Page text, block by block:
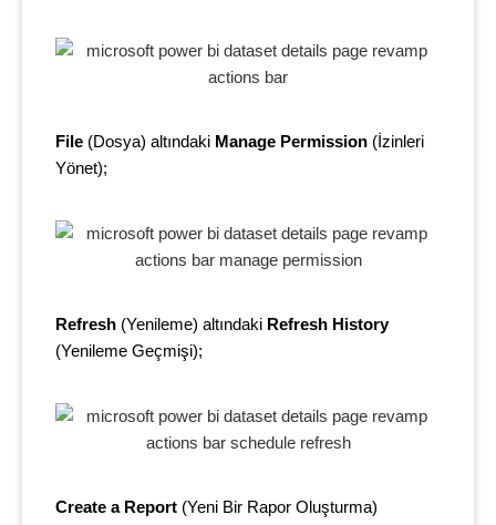
File (Dosya) altındaki Manage Permission (İzinleri
Yönet);
Refresh (Yenileme) altındaki Refresh History
(Yenileme Geçmişi);
Create a Report (Yeni Bir Rapor Oluşturma)